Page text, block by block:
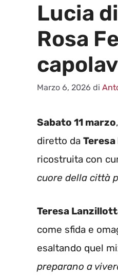
Lucia
Rosa
Marzo 6, 2026 di
Sabato 11 marzo
diretto da
ricostruita con
cuore della città
Teresa
come sfida e
esaltando quel
preparano a